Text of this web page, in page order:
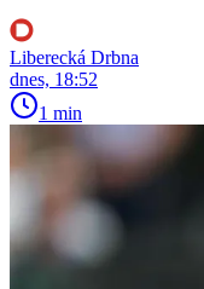
Liberecká Drbna
dnes, 18:52
1 min